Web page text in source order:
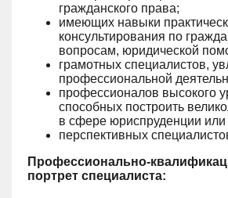
гражданского права;
имеющих навыки
консультирования по
вопросам, юридической
грамотных специалистов,
профессиональной
профессионалов высокого
способных построить
в сфере юриспруденции или
перспективных
Профессионально-
портрет специалиста: